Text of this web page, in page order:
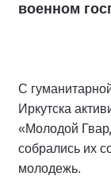
военном
С
Иркутска
«Молодой
собрались их
молодежь.